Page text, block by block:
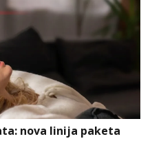
nova linija paketa